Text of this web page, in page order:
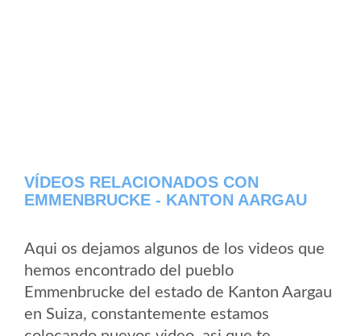
VÍDEOS RELACIONADOS CON
EMMENBRUCKE - KANTON AARGAU
Aqui os dejamos algunos de los videos que
hemos encontrado del pueblo
Emmenbrucke del estado de Kanton Aargau
en Suiza, constantemente estamos